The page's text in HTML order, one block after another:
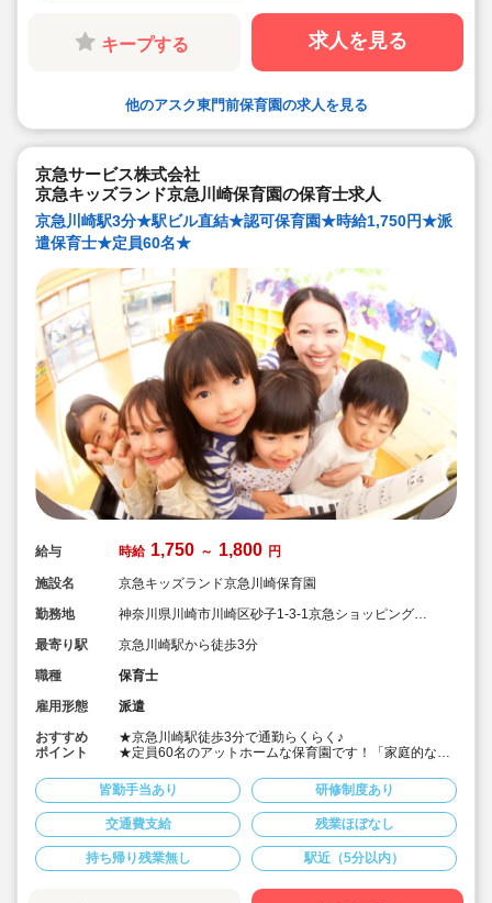
キープする 求人を見る
他のアスク東門前保育園の求人を見る
京急サービス株式会社
京急キッズランド京急川崎保育園の保育士求人
京急川崎駅3分★駅ビル直結★認可保育園★時給1,750円★派
遣保育士★定員60名★
給与 時給 1,750 ～ 1,800 円
施設名
京急キッズランド京急川崎保育園
勤務地
神奈川県川崎市川崎区砂子1-3-1京急ショッピングプ
最寄り駅
京急川崎駅から徒歩3分
職種
保育士
雇用形態
派遣
おすすめ
ポイント
★京急川崎駅徒歩3分で通勤らくらく♪
★定員60名のアットホームな保育園です！「家庭的な雰
理念で運営しています。
★時給1,750円～1,800円も可能！書き物は連絡帳・日誌
記入のみでOK♪
★派遣から直雇用へ移行も相談OK♪大手鉄道会社が母体
ですので、安定性が高く、賞与・年間休日、福利厚生な
どの待遇もとても充実しています！
☆彡キララサポートは、保育園運営で培った豊富な知識
を元にお仕事探しから入職後のフォローまで全て無料で
皆勤手当あり 研修制度あり
交通費支給 残業ほぼなし
持ち帰り残業無し 駅近（5分以内）